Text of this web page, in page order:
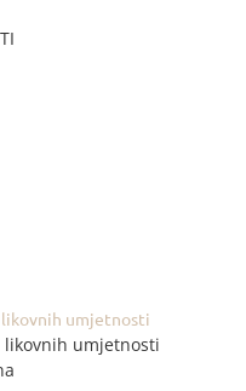
umjetnosti
umjetnosti